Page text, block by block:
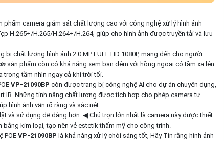
phẩm camera giám sát chất lượng cao với công nghệ xử lý hình ảnh
H.265+/H.265/H.264+/H.264, giúp cho hình ảnh được truyền tải và lưu
bị chất lượng hình ảnh 2.0 MP FULL HD 1080P, mang đến cho người
sản phẩm còn có khả năng xem ban đêm với hồng ngoại có tầm xa lên
tầm nhìn ngay cả khi trời tối.
VP-21090BP còn được trang bị công nghệ AI cho dự án chuyên dụng,
IR. Những tính năng chất lượng được tích hợp cho phép camera tự
hình ảnh vẫn rõ ràng và sắc nét.
và sử dụng dễ dàng hơn. ◀ Chú trọn lớn nhất là camera này được thiết
kim loại, tạo nên vẻ estetik thẩm mỹ cho công trình.
POE VP-21090BP là khả năng xử lý chói sáng tốt, Hãy Tin rằng hình ảnh